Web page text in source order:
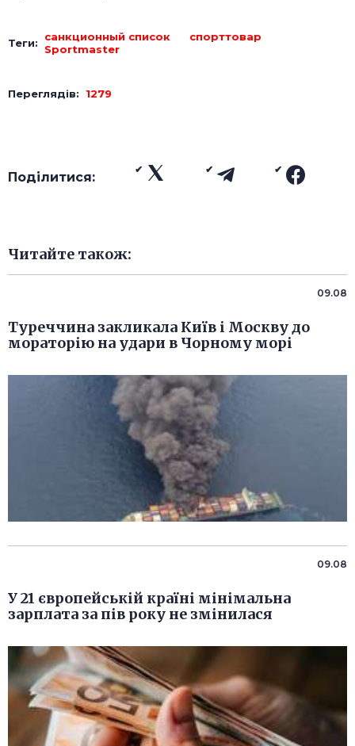
Теги: санкционный список
спорттовар
Sportmaster
Переглядів: 1279
Поділитися:
Читайте також:
09.08
Туреччина закликала Київ і Москву до
мораторію на удари в Чорному морі
09.08
У 21 європейській країні мінімальна
зарплата за пів року не змінилася